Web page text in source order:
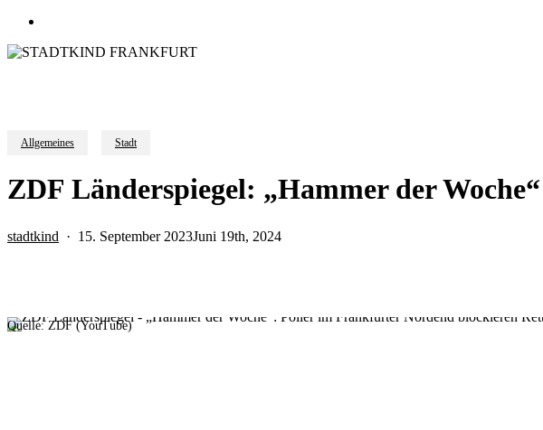
Allgemeines Stadt
ZDF Länderspiegel: „Hammer der
stadtkind 15. September 2023Juni 19th, 2024
Quelle: ZDF (YouTube)